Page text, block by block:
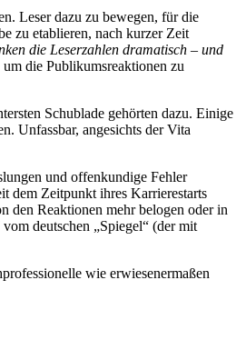
Leser dazu zu bewegen, für die
zu etablieren, nach kurzer Zeit
die Leserzahlen dramatisch – und
um die Publikumsreaktionen zu
Schublade gehörten dazu. Einige
Unfassbar, angesichts der Vita
und offenkundige Fehler
dem Zeitpunkt ihres Karrierestarts
den Reaktionen mehr belogen oder in
deutschen „Spiegel“ (der mit
wie erwiesenermaßen